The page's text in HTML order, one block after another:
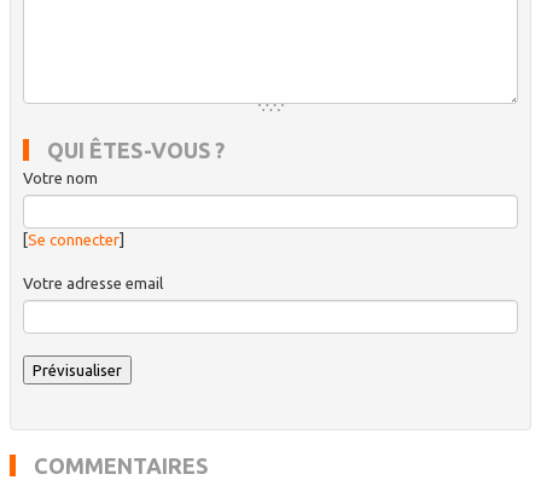
QUI ÊTES-VOUS ?
Votre nom
Se connecter]
Votre adresse email
COMMENTAIRES